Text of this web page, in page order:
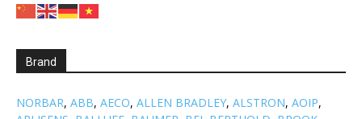
Brand
NORBAR, ABB, AECO, ALLEN BRADLEY, ALSTRON, AOIP,